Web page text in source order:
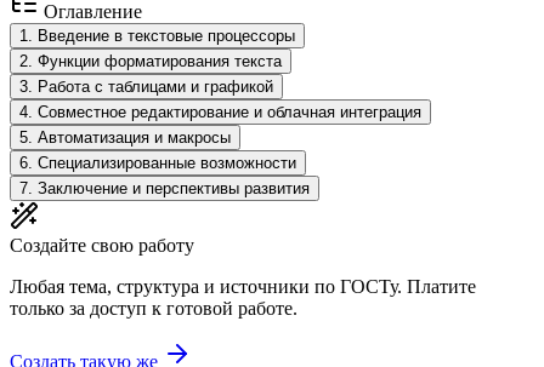
Оглавление
1. Введение в текстовые процессоры
2. Функции форматирования текста
3. Работа с таблицами и графикой
4. Совместное редактирование и облачная интеграция
5. Автоматизация и макросы
6. Специализированные возможности
7. Заключение и перспективы развития
Создайте свою работу
Любая тема, структура и источники по ГОСТу. Платите
только за доступ к готовой работе.
Создать такую же